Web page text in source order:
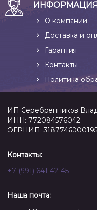
ИНФОРМАЦИЯ
О компании
Доставка и
Гарантия
Контакты
Политика
ИП Серебренников
ИНН: 772084576042
ОГРНИП:
Контакты:
+7 (991) 641-42-45
Наша почта: